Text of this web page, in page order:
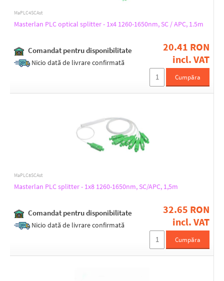
MaPLC4SCAst
Masterlan PLC optical splitter - 1x4 1260-1650nm, SC / APC, 1.5m
Comandat pentru disponibilitate
Nicio dată de livrare confirmată
20.41 RON
incl. VAT
Cumpăra
MaPLC8SCAst
Masterlan PLC splitter - 1x8 1260-1650nm, SC/APC, 1,5m
Comandat pentru disponibilitate
Nicio dată de livrare confirmată
32.65 RON
incl. VAT
Cumpăra